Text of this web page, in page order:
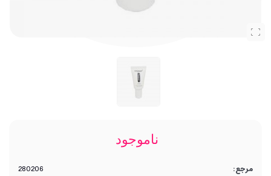
ناموجود
مرجع:
280206